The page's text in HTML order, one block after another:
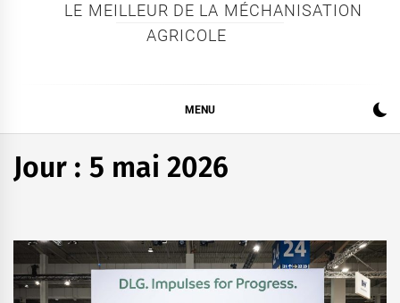
LE MEILLEUR DE LA MÉCHANISATION
AGRICOLE
MENU
Jour : 5 mai 2026